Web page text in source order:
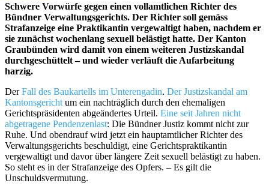
Schwere Vorwürfe gegen einen vollamtlichen Richter des
Bündner Verwaltungsgerichts. Der Richter soll gemäss
Strafanzeige eine Praktikantin vergewaltigt haben, nachdem er
sie zunächst wochenlang sexuell belästigt hatte. Der Kanton
Graubünden wird damit von einem weiteren Justizskandal
durchgeschüttelt – und wieder verläuft die Aufarbeitung
harzig.
DerFall des Baukartells im Unterengadin. Der Justizskandal am
Kantonsgericht um ein nachträglich durch den ehemaligen
Gerichtspräsidenten abgeändertes Urteil. Eine seit Jahren nicht
abgetragene Pendenzenlast: Die Bündner Justiz kommt nicht zur
Ruhe. Und obendrauf wird jetzt ein hauptamtlicher Richter des
Verwaltungsgerichts beschuldigt, eine Gerichtspraktikantin
vergewaltigt und davor über längere Zeit sexuell belästigt zu haben.
So steht es in der Strafanzeige des Opfers. – Es gilt die
Unschuldsvermutung.